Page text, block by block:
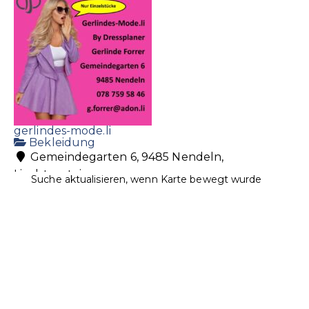
gerlindes-mode.li
Bekleidung
Gemeindegarten 6, 9485 Nendeln,
Liechtenstein
Suche aktualisieren, wenn Karte bewegt wurde